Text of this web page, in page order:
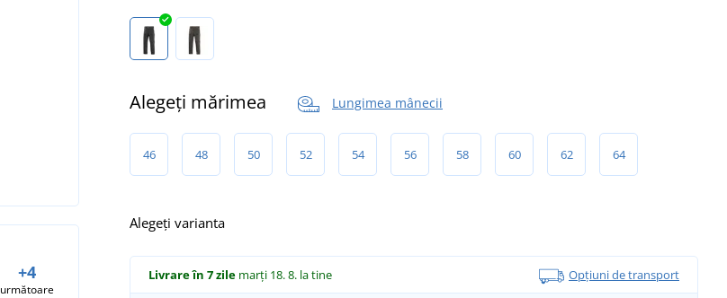
+4
următoare
Alegeți mărimea Lungimea mânecii
46 48 50 52 54 56 58 60 62 64
Alegeți varianta
Livrare în 7 zile marți 18. 8. la tine Opțiuni de transport